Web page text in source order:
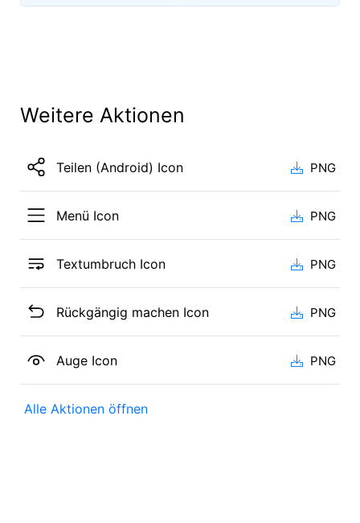
Weitere Aktionen
Teilen (Android) Icon PNG
Menü Icon PNG
Textumbruch Icon PNG
Rückgängig machen Icon PNG
Auge Icon PNG
Alle Aktionen öffnen